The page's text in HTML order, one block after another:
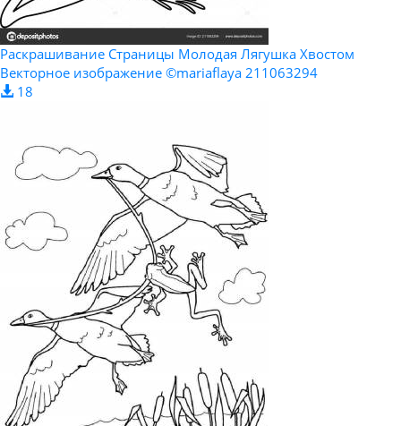
Раскрашивание Страницы Молодая Лягушка Хвостом
Векторное изображение ©mariaflaya 211063294
18